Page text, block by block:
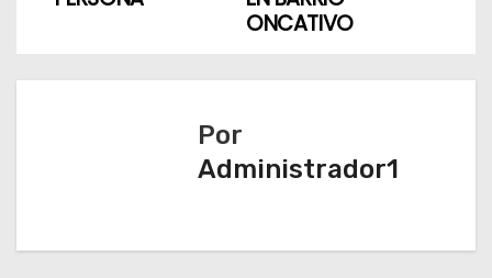
e
i
ONCATIVO
Por
Administrador1